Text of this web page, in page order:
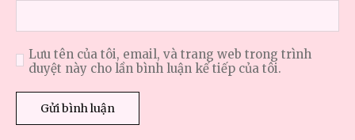
Lưu tên của tôi, email, và trang web trong trình
duyệt này cho lần bình luận kế tiếp của tôi.